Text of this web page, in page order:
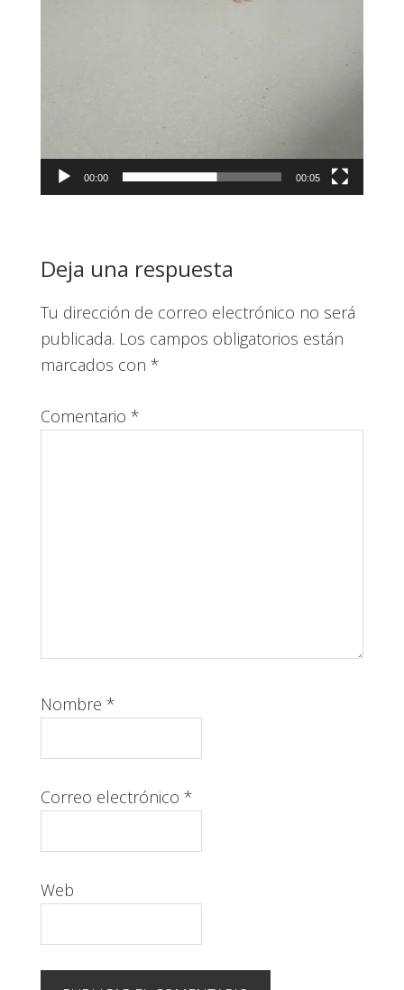
00:00 00:05
Interacciones
con
los
lectores
Deja una respuesta
Tu dirección de correo electrónico no será
publicada. Los campos obligatorios están
marcados con *
Comentario *
Nombre *
Correo electrónico *
Web